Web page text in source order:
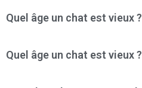
Quel âge un chat est vieux ?
Quel âge un chat est vieux ?